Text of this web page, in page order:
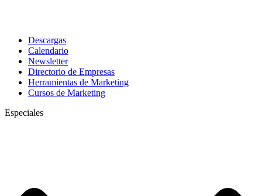
Descargas
Calendario
Newsletter
Directorio de Empresas
Herramientas de Marketing
Cursos de Marketing
Especiales